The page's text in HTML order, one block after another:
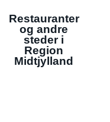
Restauranter
og andre
steder i
Region
Midtjylland